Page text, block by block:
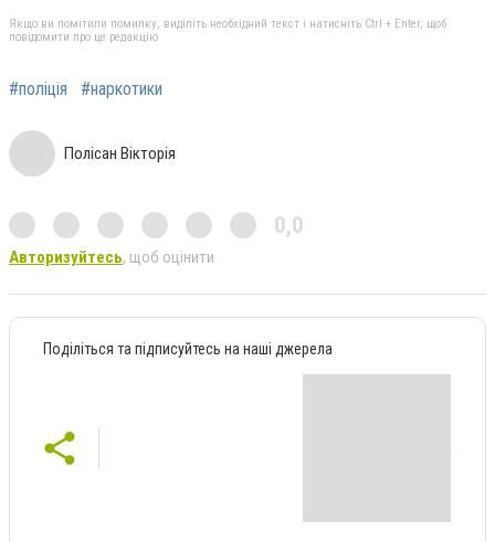
Якщо ви помітили помилку, виділіть необхідний текст і натисніть Ctrl + Enter, щоб
повідомити про це редакцію
#поліція #наркотики
Полісан Вікторія
0,0
Авторизуйтесь, щоб оцінити
Поділіться та підписуйтесь на наші джерела